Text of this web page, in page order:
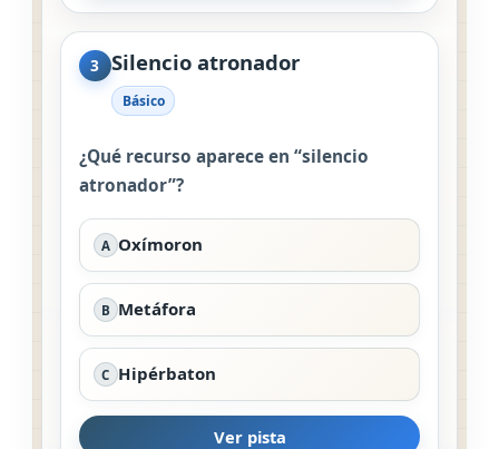
3 Silencio atronador
Básico
¿Qué recurso aparece en “silencio
atronador”?
A Oxímoron
B Metáfora
C Hipérbaton
Ver pista